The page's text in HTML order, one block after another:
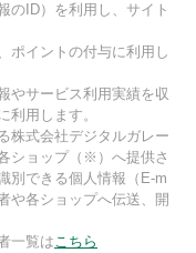
のID）を利用し、サイト
ポイントの付与に利用し
やサービス利用実績を収
利用します。
株式会社デジタルガレー
ショップ（※）へ提供さ
別できる個人情報（E-m
や各ショップへ伝送、開
一覧はこちら